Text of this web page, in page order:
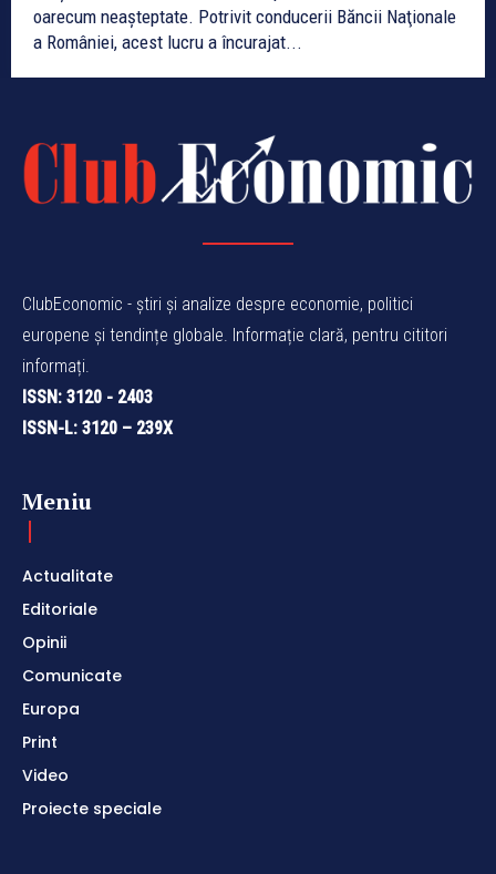
oarecum neaşteptate. Potrivit conducerii Băncii Naţionale
a României, acest lucru a încurajat...
ClubEconomic - știri și analize despre economie, politici
europene și tendințe globale. Informație clară, pentru cititori
informați.
ISSN: 3120 - 2403
ISSN-L: 3120 – 239X
Meniu
Actualitate
Editoriale
Opinii
Comunicate
Europa
Print
Video
Proiecte speciale